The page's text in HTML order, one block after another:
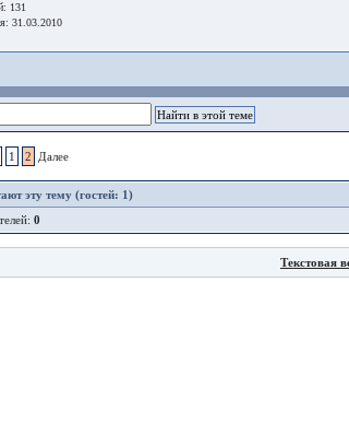
131
31.03.2010
1 2 Далее
эту тему (гостей: 1)
0
Текстовая